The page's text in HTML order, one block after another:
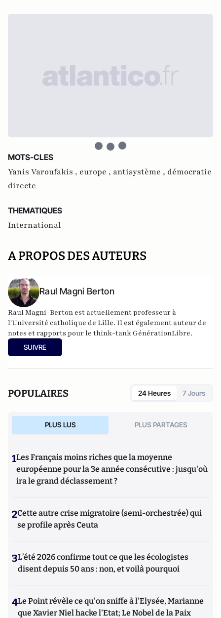
MOTS-CLES
Yanis Varoufakis , europe , antisystème , démocratie
directe
THEMATIQUES
International
A PROPOS DES AUTEURS
Raul Magni Berton
Raul Magni-Berton est actuellement professeur à
l'Université catholique de Lille. Il est également auteur de
notes et rapports pour le think-tank GénérationLibre.
SUIVRE
POPULAIRES 24 Heures 7 Jours
PLUS LUS PLUS PARTAGES
1Les Français moins riches que la moyenne
européenne pour la 3e année consécutive : jusqu'où
ira le grand déclassement ?
2Cette autre crise migratoire (semi-orchestrée) qui
se profile après Ceuta
3L’été 2026 confirme tout ce que les écologistes
disent depuis 50 ans : non, et voilà pourquoi
4Le Point révèle ce qu'on sniffe à l'Elysée, Marianne
que Xavier Niel hacke l'Etat; Le Nobel de la Paix